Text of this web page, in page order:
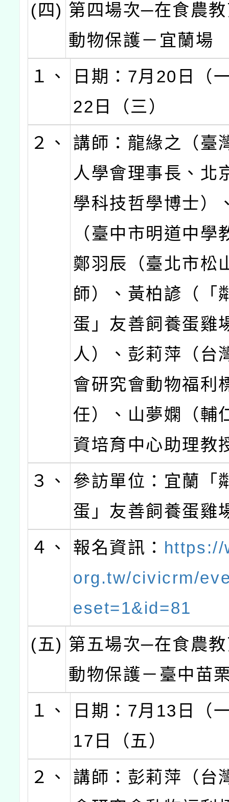
(四) 第四場次─在食農
動物保護－宜蘭場
１、
日期：7月20日（
22日（三）
２、
講師：龍緣之（臺
人學會理事長、北
學科技哲學博士）
（臺中市明道中學
鄭羽辰（臺北市松
師）、黃柏諺（「
蛋」友善飼養蛋雞
人）、彭莉萍（台
會研究會動物福利
任）、山夢嫻（輔
資培育中心助理教
３、
參訪單位：宜蘭「
蛋」友善飼養蛋雞
４、
報名資訊： https://
org.tw/civicrm/
eset=1&id=81
(五) 第五場次─在食農
動物保護－臺中苗
１、
日期：7月13日（
17日（五）
２、
講師：彭莉萍（台